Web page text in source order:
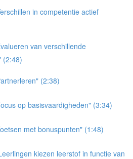
in competentie actief
van verschillende
(2:48)
(2:38)
op basisvaardigheden" (3:34)
met bonuspunten" (1:48)
kiezen leerstof in functie van